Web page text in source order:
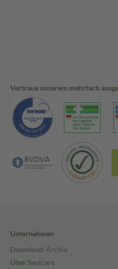
Vertraue unserem mehrfach
Unternehmen
Download-Archiv
Über Sanicare